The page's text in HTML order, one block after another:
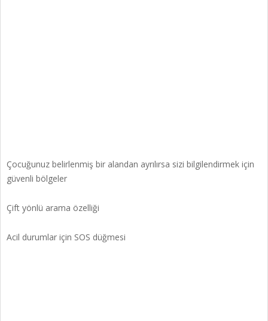
Çocuğunuz belirlenmiş bir alandan ayrılırsa sizi bilgilendirmek için
güvenli bölgeler
Çift yönlü arama özelliği
Acil durumlar için SOS düğmesi